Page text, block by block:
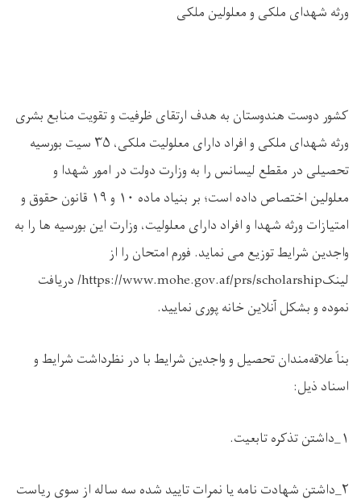
ورثه شهدای ملکی و معلولین ملکی
کشور دوست هندوستان به هدف ارتقای ظرفیت و تقویت منابع بشری
ورثه شهدای ملکی و افراد دارای معلولیت ملکی، ۳۵ سیت بورسیه
تحصیلی در مقطع لیسانس را به وزارت دولت در امور شهدا و
معلولین اختصاص داده است؛ بر بنیاد ماده ۱۰ و۱۹ قانون حقوق و
امتیازات ورثه شهدا و افراد دارای معلولیت، وزارت این بورسیه ها را به
واجدین شرایط توزیع می نماید. فورم امتحان را از
لینکhttps://www.mohe.gov.af/prs/scholarship/ دریافت
نموده و بشکل آنلاین خانه پوری نمایید.
بناً علاقه‌مندان تحصیل و واجدین شرایط با در نظرداشت شرایط و
اسناد ذیل:
۱_داشتن تذکره تابعیت.
۲_داشتن شهادت نامه یا نمرات تایید شده سه ساله از سوی ریاست